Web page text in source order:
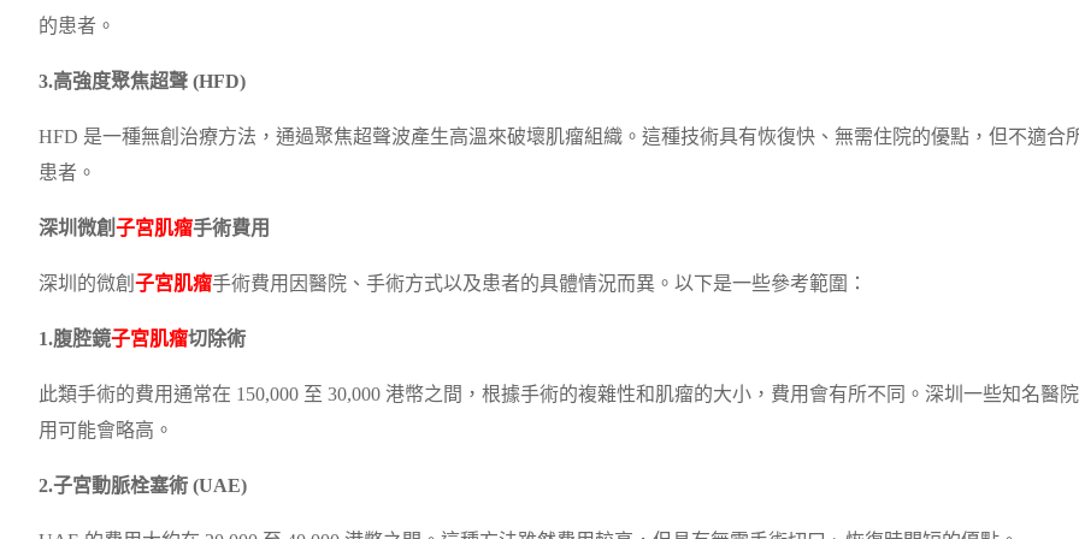
的患者。
3.高強度聚焦超聲 (HFD)
HFD 是一種無創治療方法，通過聚焦超聲波產生高溫來破壞肌瘤組織。這種技術具有恢復快、無需住院的優點，但不適合
患者。
深圳微創子宮肌瘤手術費用
深圳的微創 子宮肌瘤手術費用因醫院、手術方式以及患者的具體情況而異。以下是一些參考範圍：
1.腹腔鏡子宮肌瘤切除術
此類手術的費用通常在 150,000 至 30,000 港幣之間，根據手術的複雜性和肌瘤的大小，費用會有所不同。深圳一些知名醫
用可能會略高。
2.子宮動脈栓塞術 (UAE)